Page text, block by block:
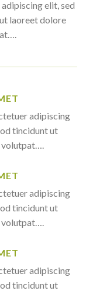
elit, sed
laoreet dolore
adipiscing
tincidunt ut
volutpat….
adipiscing
tincidunt ut
volutpat….
adipiscing
tincidunt ut